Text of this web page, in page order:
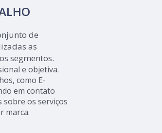
de
as
segmentos.
e objetiva.
como E-
em contato
sobre os serviços
marca.